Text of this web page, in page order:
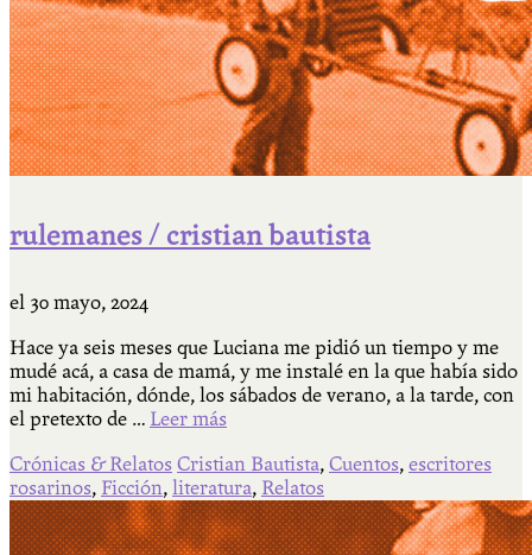
rulemanes / cristian bautista
el 30 mayo, 2024
Hace ya seis meses que Luciana me pidió un tiempo y me
mudé acá, a casa de mamá, y me instalé en la que había sido
mi habitación, dónde, los sábados de verano, a la tarde, con
el pretexto de … Leer más
Crónicas & Relatos Cristian Bautista, Cuentos, escritores
rosarinos, Ficción, literatura, Relatos